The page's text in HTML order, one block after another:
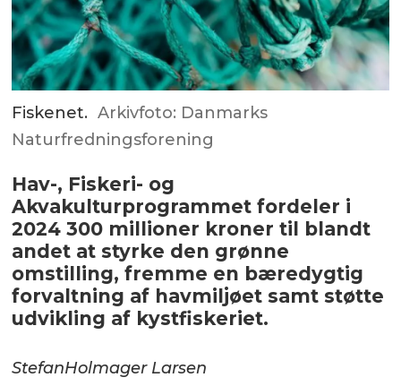
Fiskenet. Arkivfoto: Danmarks
Naturfredningsforening
Hav-, Fiskeri- og
Akvakulturprogrammet fordeler i
2024 300 millioner kroner til blandt
andet at styrke den grønne
omstilling, fremme en bæredygtig
forvaltning af havmiljøet samt støtte
udvikling af kystfiskeriet.
StefanHolmager Larsen